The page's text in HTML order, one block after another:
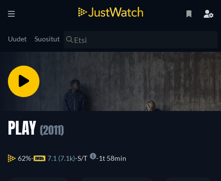
Uudet Suositut
PLAY (2011)
62% 7.1 (7.1k) S/T 1t 58min